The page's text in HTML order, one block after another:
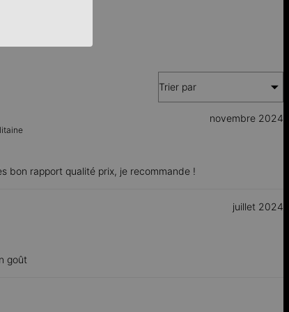
Trier par
novembre 2024
bon rapport qualité prix, je recommande !
juillet 2024
goût